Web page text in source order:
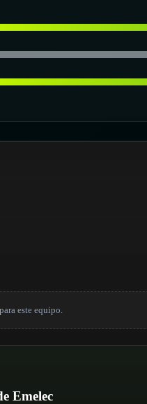
este equipo.
Emelec